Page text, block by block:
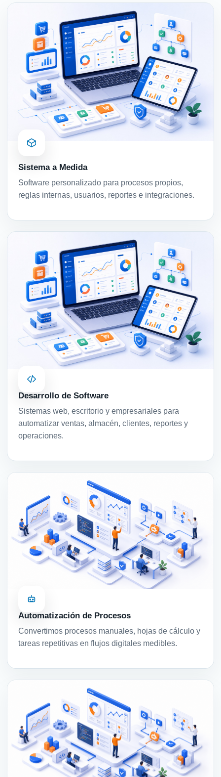
Sistema a Medida
Software personalizado para procesos propios,
reglas internas, usuarios, reportes e integraciones.
Desarrollo de Software
Sistemas web, escritorio y empresariales para
automatizar ventas, almacén, clientes, reportes y
operaciones.
Automatización de Procesos
Convertimos procesos manuales, hojas de cálculo y
tareas repetitivas en flujos digitales medibles.